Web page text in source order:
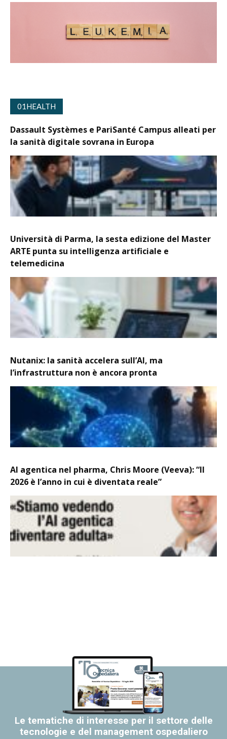
01HEALTH
Dassault Systèmes e PariSanté Campus alleati per
la sanità digitale sovrana in Europa
Università di Parma, la sesta edizione del Master
ARTE punta su intelligenza artificiale e
telemedicina
Nutanix: la sanità accelera sull’AI, ma
l’infrastruttura non è ancora pronta
AI agentica nel pharma, Chris Moore (Veeva): “Il
2026 è l’anno in cui è diventata reale”
Le tematiche di interesse per il settore delle
tecnologie e del management ospedaliero